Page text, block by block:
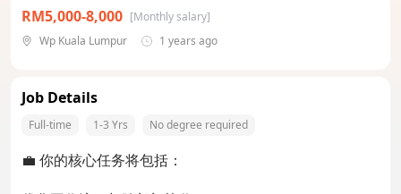
RM5,000-8,000 [Monthly salary]
Wp Kuala Lumpur
1 years ago
Job Details
Full-time 1-3 Yrs No degree required
💼 你的核心任务将包括：